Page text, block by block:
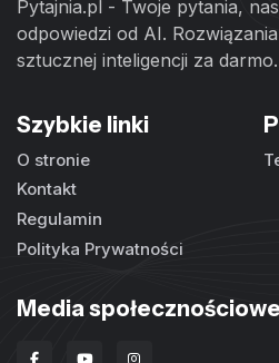
Pytajnia.pl - Twoje pytania,
odpowiedzi od AI.
sztucznej inteligencji za darmo.
Szybkie linki
O stronie
Kontakt
Regulamin
Polityka Prywatności
Media społecznościowe